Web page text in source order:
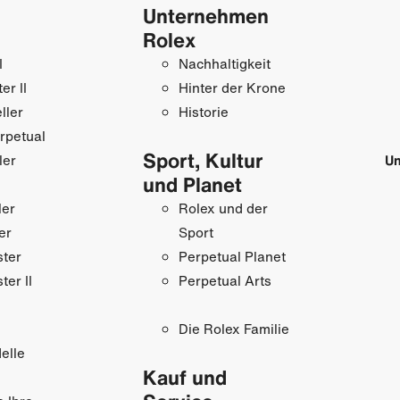
II
II
Unternehmen
Rolex
Nachhaltigkeit
Hinter der Krone
Historie
Sport, Kultur
und Planet
Rolex und der
Sport
Perpetual Planet
Perpetual Arts
Die Rolex Familie
Kauf und